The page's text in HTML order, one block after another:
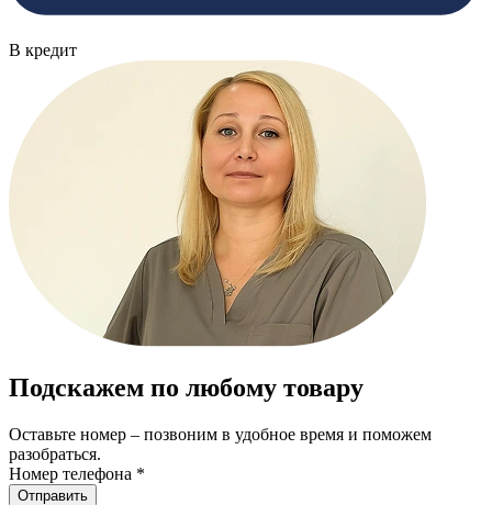
В кредит
Подскажем по любому товару
Оставьте номер – позвоним в удобное время и поможем
разобраться.
Номер телефона *
Отправить